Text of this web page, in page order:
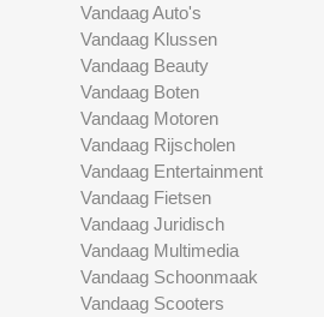
Vandaag Auto's
Vandaag Klussen
Vandaag Beauty
Vandaag Boten
Vandaag Motoren
Vandaag Rijscholen
Vandaag Entertainment
Vandaag Fietsen
Vandaag Juridisch
Vandaag Multimedia
Vandaag Schoonmaak
Vandaag Scooters